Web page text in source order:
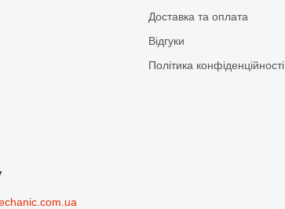
Доставка та оплата
Відгуки
Політика конфіденційності